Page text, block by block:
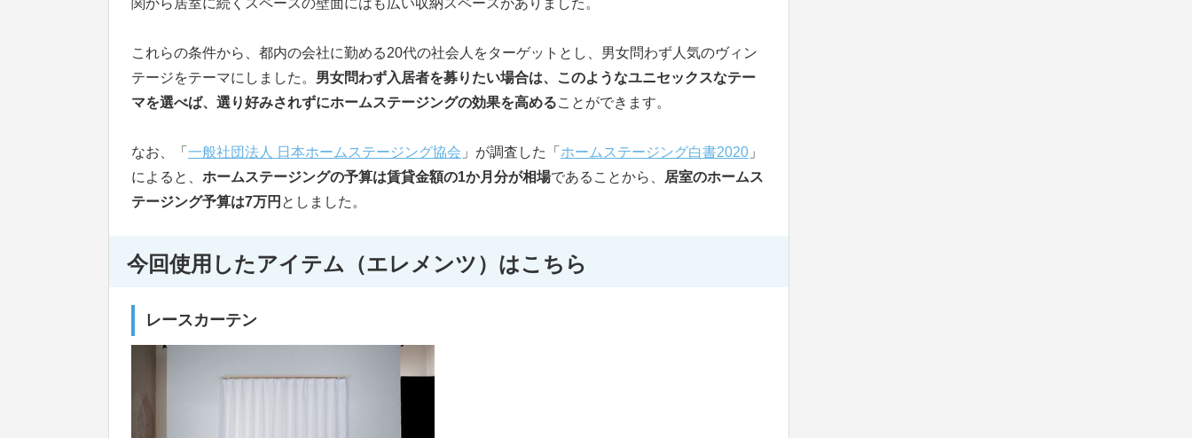
関から居室に続くスペースの壁面にはも広い収納スペースがありました。
これらの条件から、都内の会社に勤める20代の社会人をターゲットとし、男女問わず人気のヴィン
テージをテーマにしました。 男女問わず入居者を募りたい場合は、このようなユニセックスなテー
マを選べば、選り好みされずにホームステージングの効果を高めることができます。
なお、「 一般社団法人 日本ホームステージング協会 」が調査した「 ホームステージング白書2020 」
によると、 ホームステージングの予算は賃貸金額の1か月分が相場であることから、
居室のホームス
テージング予算は7万円 としました。
今回使用したアイテム（エレメンツ）はこちら
レースカーテン